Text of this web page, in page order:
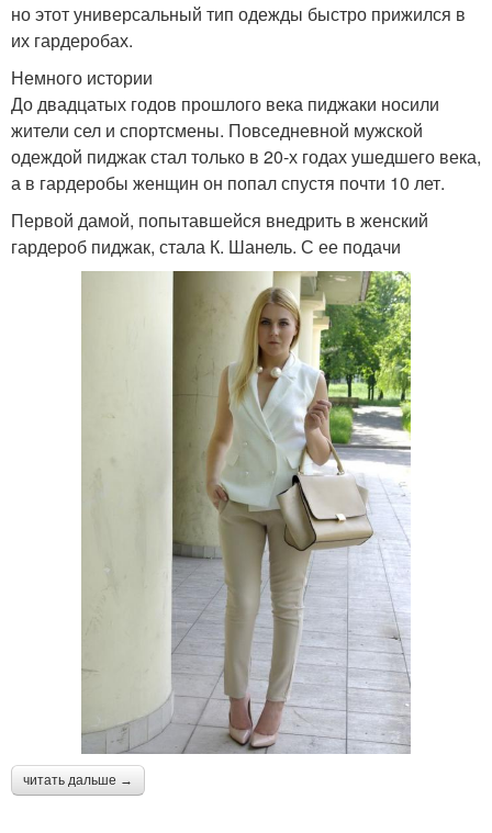
но этот универсальный тип одежды быстро прижился в
их гардеробах.
Немного истории
До двадцатых годов прошлого века пиджаки носили
жители сел и спортсмены. Повседневной мужской
одеждой пиджак стал только в 20-х годах ушедшего века,
а в гардеробы женщин он попал спустя почти 10 лет.
Первой дамой, попытавшейся внедрить в женский
гардероб пиджак, стала К. Шанель. С ее подачи
читать дальше →